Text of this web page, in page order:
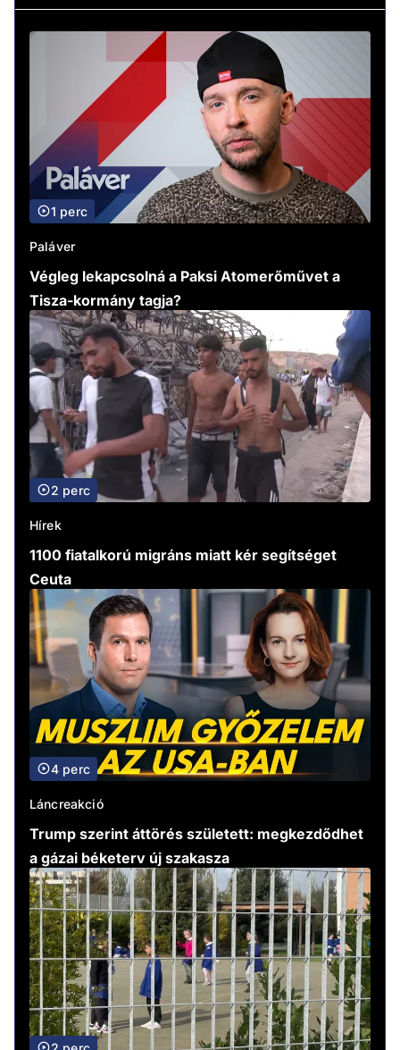
1 perc
Paláver
Végleg lekapcsolná a Paksi Atomerőművet a
Tisza-kormány tagja?
2 perc
Hírek
1100 fiatalkorú migráns miatt kér segítséget
Ceuta
4 perc
Láncreakció
Trump szerint áttörés született: megkezdődhet
a gázai béketerv új szakasza